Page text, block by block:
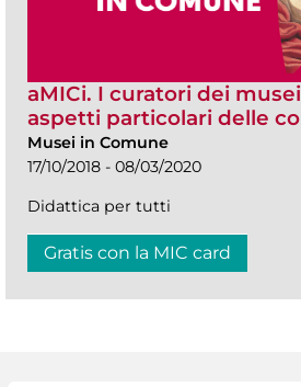
aMICi. I curatori dei
aspetti particolari delle
Musei in Comune
17/10/2018 - 08/03/2020
Didattica per tutti
Gratis con la MIC card